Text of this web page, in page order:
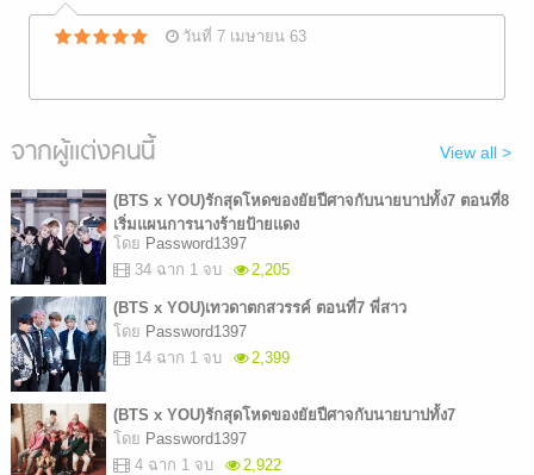
วันที่ 7 เมษายน 63
จากผู้แต่งคนนี้ View all >
(BTS x YOU)รักสุดโหดของยัยปีศาจกับนายบาปทั้ง7 ตอนที่8
เริ่มแผนการนางร้ายป้ายแดง
โดย Password1397
34 ฉาก 1 จบ
2,205
(BTS x YOU)เทวดาตกสวรรค์ ตอนที่7 พี่สาว
โดย Password1397
14 ฉาก 1 จบ
2,399
(BTS x YOU)รักสุดโหดของยัยปีศาจกับนายบาปทั้ง7
โดย Password1397
4 ฉาก 1 จบ
2,922